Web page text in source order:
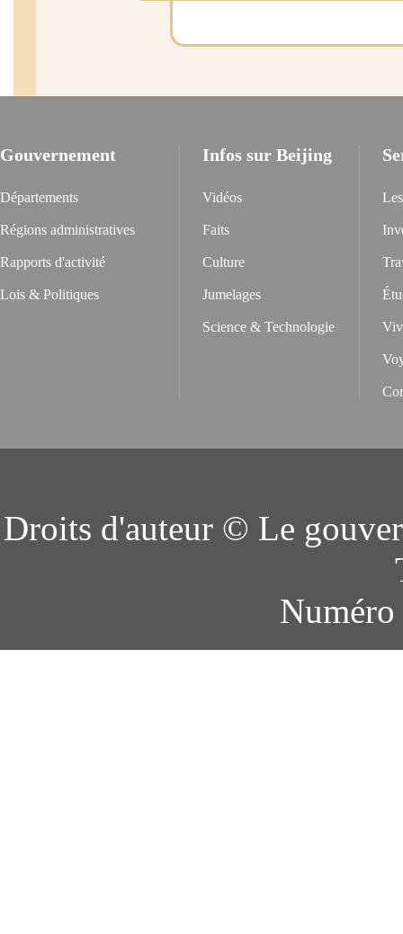
développement de
Le pont Wanning est situé
Gouvernement
Départements
Régions administratives
Rapports d'activité
Lois & Politiques
Infos sur Beijing
Vidéos
Faits
Culture
Jumelages
Science & Technologie
Droits d'auteur © Le